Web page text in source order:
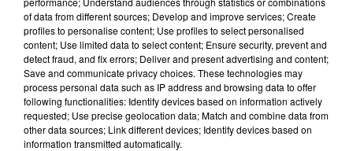
Organisateur
0672564635
projetkingcrimson@gmail.com
Tarif Gratuit
of data from different sources; Develop and improve services; Create
profiles to personalise content; Use profiles to select personalised
content; Use limited data to select content; Ensure security, prevent and
detect fraud, and fix errors; Deliver and present advertising and content;
Save and communicate privacy choices. These technologies may
process personal data such as IP address and browsing data to offer
following functionalities: Identify devices based on information actively
requested; Use precise geolocation data; Match and combine data from
other data sources; Link different devices; Identify devices based on
information transmitted automatically.